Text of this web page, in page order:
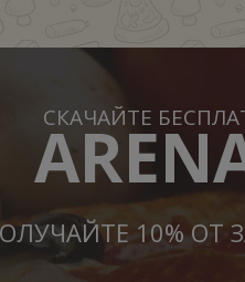
СКАЧАЙТЕ
10% ОТ